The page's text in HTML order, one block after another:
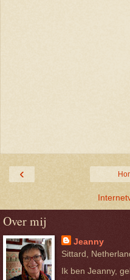
‹
Over mij
Jeanny
Sittard,
Ik ben Jeanny,